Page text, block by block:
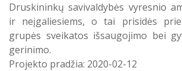
Druskininkų savivaldybės vyresnio
ir neįgaliesiems, o tai prisidės
grupės sveikatos išsaugojimo bei
gerinimo.
Projekto pradžia: 2020-02-12